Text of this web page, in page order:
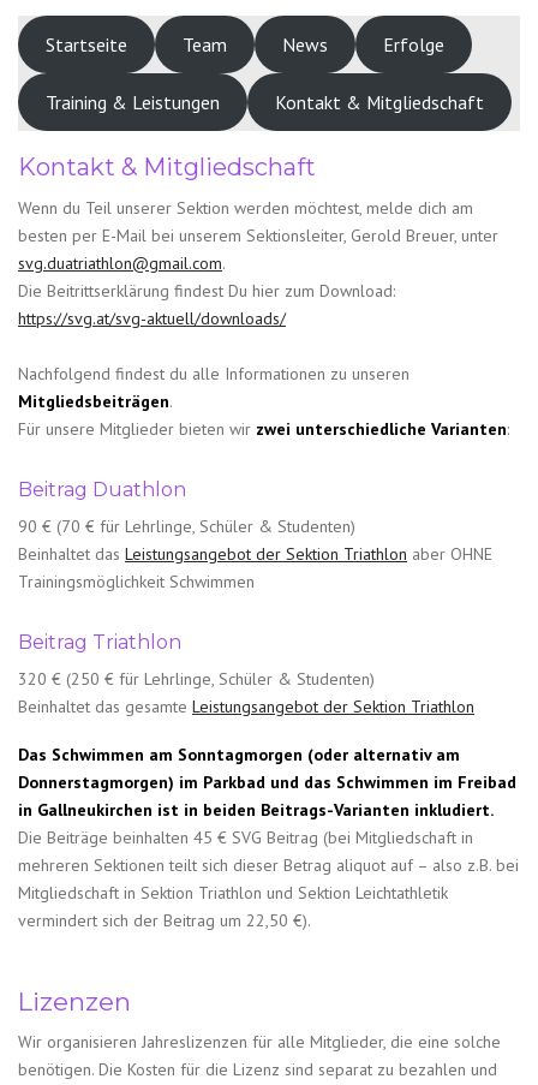
Startseite Team News Erfolge
Training & Leistungen Kontakt & Mitgliedschaft
Kontakt & Mitgliedschaft
Wenn du Teil unserer Sektion werden möchtest, melde dich am
besten per E-Mail bei unserem Sektionsleiter, Gerold Breuer, unter
svg.duatriathlon@gmail.com.
Die Beitrittserklärung findest Du hier zum Download:
https://svg.at/svg-aktuell/downloads/
Nachfolgend findest du alle Informationen zu unseren
Mitgliedsbeiträgen.
Für unsere Mitglieder bieten wir zwei unterschiedliche Varianten:
Beitrag Duathlon
90 € (70 € für Lehrlinge, Schüler & Studenten)
Beinhaltet das Leistungsangebot der Sektion Triathlon aber OHNE
Trainingsmöglichkeit Schwimmen
Beitrag Triathlon
320 € (250 € für Lehrlinge, Schüler & Studenten)
Beinhaltet das gesamte Leistungsangebot der Sektion Triathlon
Das Schwimmen am Sonntagmorgen (oder alternativ am
Donnerstagmorgen) im Parkbad und das Schwimmen im Freibad
in Gallneukirchen ist in beiden Beitrags-Varianten inkludiert.
Die Beiträge beinhalten 45 € SVG Beitrag (bei Mitgliedschaft in
mehreren Sektionen teilt sich dieser Betrag aliquot auf – also z.B. bei
Mitgliedschaft in Sektion Triathlon und Sektion Leichtathletik
vermindert sich der Beitrag um 22,50 €).
Lizenzen
Wir organisieren Jahreslizenzen für alle Mitglieder, die eine solche
benötigen. Die Kosten für die Lizenz sind separat zu bezahlen und